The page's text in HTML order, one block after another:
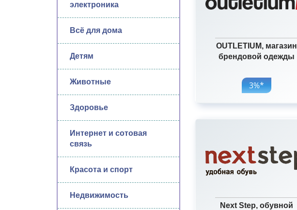
электроника
Всё для дома
Детям
Животные
Здоровье
Интернет и сотовая
связь
Красота и спорт
Недвижимость
OUTLETIUM, магазин
брендовой одежды
3%*
Next Step, обувной